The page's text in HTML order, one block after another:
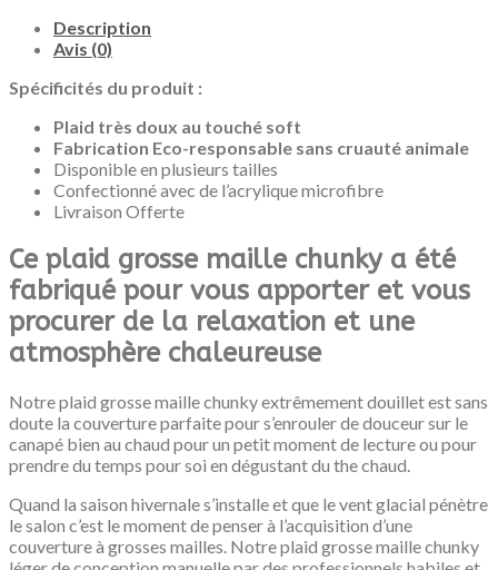
Description
Avis (0)
Spécificités du produit :
Plaid très doux au touché soft
Fabrication Eco-responsable sans cruauté animale
Disponible en plusieurs tailles
Confectionné avec de l’acrylique microfibre
Livraison Offerte
Ce plaid grosse maille chunky a été
fabriqué pour vous apporter et vous
procurer de la relaxation et une
atmosphère chaleureuse
Notre plaid grosse maille chunky extrêmement douillet est sans
doute la couverture parfaite pour s’enrouler de douceur sur le
canapé bien au chaud pour un petit moment de lecture ou pour
prendre du temps pour soi en dégustant du the chaud.
Quand la saison hivernale s’installe et que le vent glacial pénètre
le salon c’est le moment de penser à l’acquisition d’une
couverture à grosses mailles. Notre plaid grosse maille chunky